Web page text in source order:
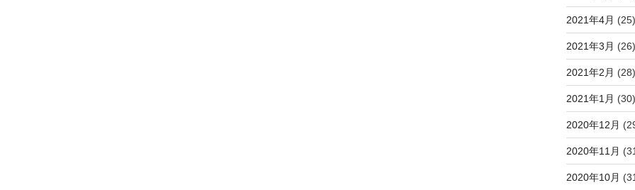
2021年4月 (25)
2021年3月 (26)
2021年2月 (28)
2021年1月 (30)
2020年12月
2020年11月
2020年10月